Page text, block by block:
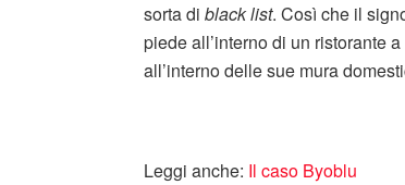
sorta di black list. Così che il
piede all’interno di un ristorante
all’interno delle sue mura
Leggi anche: Il caso Byoblu